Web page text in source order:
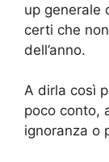
up generale
certi che
dell’anno.
A dirla così
poco conto,
ignoranza o